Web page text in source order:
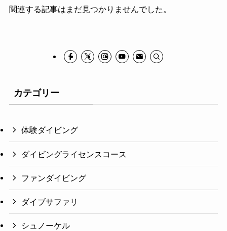
関連する記事はまだ見つかりませんでした。
カテゴリー
体験ダイビング
ダイビングライセンスコース
ファンダイビング
ダイブサファリ
シュノーケル